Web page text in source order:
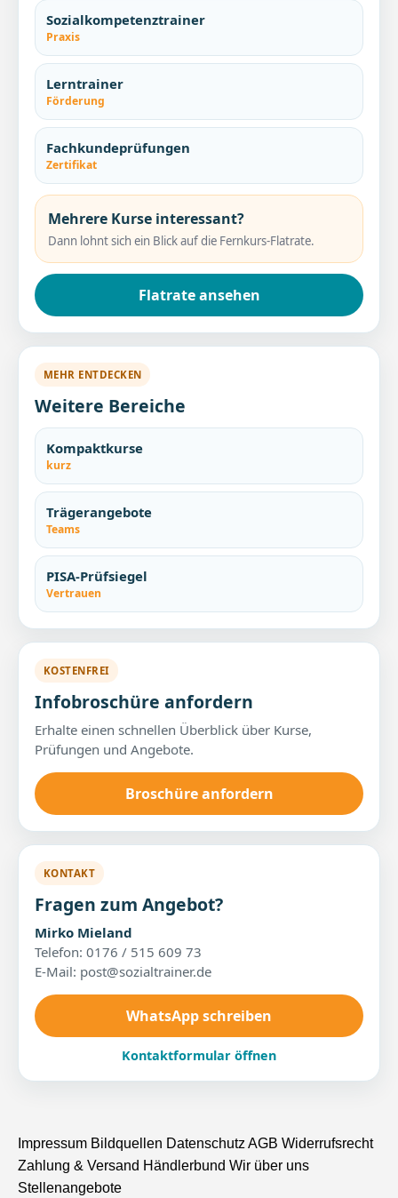
Sozialkompetenztrainer
Praxis
Lerntrainer
Förderung
Fachkundeprüfungen
Zertifikat
Mehrere Kurse interessant?
Dann lohnt sich ein Blick auf die Fernkurs-Flatrate.
Flatrate ansehen
MEHR ENTDECKEN
Weitere Bereiche
Kompaktkurse
kurz
Trägerangebote
Teams
PISA-Prüfsiegel
Vertrauen
KOSTENFREI
Infobroschüre anfordern
Erhalte einen schnellen Überblick über Kurse,
Prüfungen und Angebote.
Broschüre anfordern
KONTAKT
Fragen zum Angebot?
Mirko Mieland
Telefon: 0176 / 515 609 73
E-Mail: post@sozialtrainer.de
WhatsApp schreiben
Kontaktformular öffnen
Impressum Bildquellen DatenschutzAGB Widerrufsrecht
Zahlung & Versand Händlerbund Wir über uns
Stellenangebote